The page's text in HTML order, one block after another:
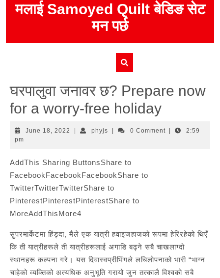
मलाई Samoyed Quilt बेडिङ सेट
मन पर्छ
घरपालुवा जनावर छ? Prepare now
for a worry-free holiday
June 18, 2022 June
phyjsphyjs 0 Comment
2:59
pm
AddThis Sharing ButtonsShare to
FacebookFacebookFacebookShare to
TwitterTwitterTwitterShare to
PinterestPinterestPinterestShare to
MoreAddThisMore4
सुपरमार्केटमा हिंड्दा, मैले एक यात्री हवाइजहाजको रूपमा हेरिरहेको थिएँ
कि ती यात्रीहरूले ती यात्रीहरूलाई अगाडि बढ्ने सबै चाखलाग्दो
स्थानहरू कल्पना गरे। यस दिवास्वप्रीभिंगले लचिलोपनाको भारी “भाग्न
चाहेको व्यक्तिको अत्यधिक अनुभूति गरायो जुन तत्कालै विश्वको सबै